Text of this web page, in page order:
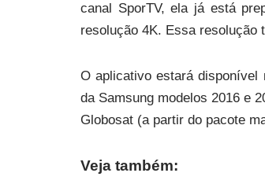
canal SporTV, ela já está
resolução 4K. Essa resolução
O aplicativo estará disponível
da Samsung modelos 2016 e
Globosat (a partir do pacote
Veja também: